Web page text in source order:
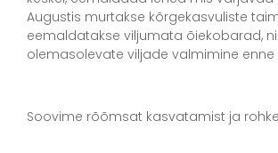
Augustis murtakse kõrgekasvuliste
eemaldatakse viljumata õiekobarad,
olemasolevate viljade valmimine enne
Soovime rõõmsat kasvatamist ja